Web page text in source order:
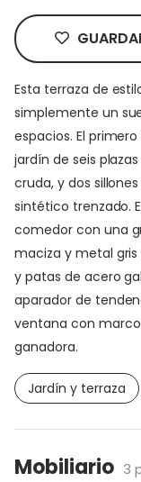
Esta terraza de
simplemente un
espacios. El
jardín de seis
cruda, y dos
sintético trenzado.
comedor con una
maciza y metal
y patas de acero
aparador de
ventana con
ganadora.
Jardín y terraza
Mobiliario 3